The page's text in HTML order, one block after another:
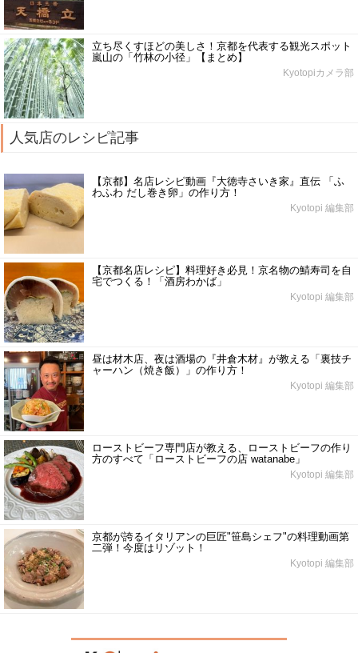
立ち尽くすほどの美しさ！京都を代表する観光スポット
嵐山の「竹林の小径」【まとめ】
Kyotopiカメラ部
人気店のレシピ記事
【京都】名店レシピ動画『大徳寺さいき家』直伝 「ふ
わふわ だし巻き卵」の作り方！
Kyotopi 編集部
【京都名店レシピ】料理好き必見！京名物の鯖寿司を自
宅でつくる！「酒房わかば」
Kyotopi 編集部
昼は材木店、夜は酒場の『井倉木材』が教える「裏技チ
ャーハン（焼き飯）」の作り方！
Kyotopi 編集部
ローストビーフ専門店が教える、ローストビーフの作り
方のすべて「ローストビーフの店 watanabe」
Kyotopi 編集部
京都が誇るイタリアンの巨匠"笹島シェフ"の料理動画第
二弾！今度はリゾット！
Kyotopi 編集部